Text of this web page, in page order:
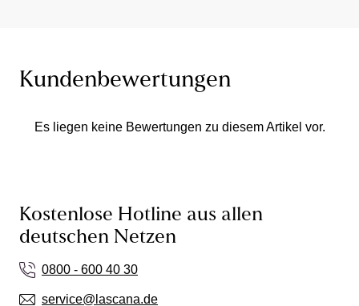
Kundenbewertungen
Es liegen keine Bewertungen zu diesem Artikel vor.
Kostenlose Hotline aus allen
deutschen Netzen
0800 - 600 40 30
service@lascana.de